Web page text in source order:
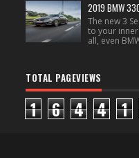
2019 BMW
The new 3
to your
all, even
TOTAL PAGEVIEWS
1 6 4 4 1